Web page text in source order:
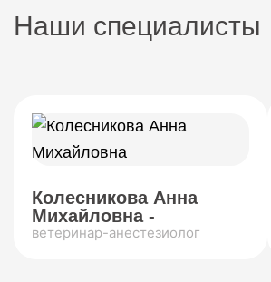
Наши специалисты
Колесникова Анна
Михайловна -
ветеринар-анестезиолог